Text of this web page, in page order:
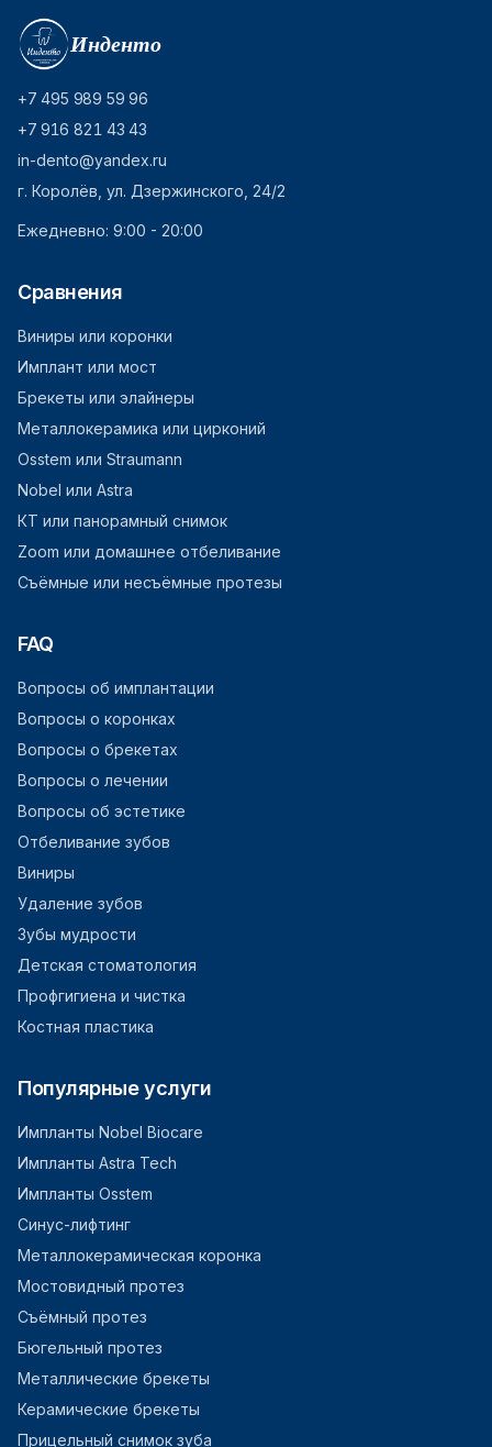
Навигация по сайту стоматологии «Инденто»
Инденто
+7 495 989 59 96
+7 916 821 43 43
in-dento@yandex.ru
г. Королёв, ул. Дзержинского, 24/2
Ежедневно: 9:00 - 20:00
Сравнения
Виниры или коронки
Имплант или мост
Брекеты или элайнеры
Металлокерамика или цирконий
Osstem или Straumann
Nobel или Astra
КТ или панорамный снимок
Zoom или домашнее отбеливание
Съёмные или несъёмные протезы
FAQ
Вопросы об имплантации
Вопросы о коронках
Вопросы о брекетах
Вопросы о лечении
Вопросы об эстетике
Отбеливание зубов
Виниры
Удаление зубов
Зубы мудрости
Детская стоматология
Профгигиена и чистка
Костная пластика
Популярные услуги
Импланты Nobel Biocare
Импланты Astra Tech
Импланты Osstem
Синус-лифтинг
Металлокерамическая коронка
Мостовидный протез
Съёмный протез
Бюгельный протез
Металлические брекеты
Керамические брекеты
Прицельный снимок зуба